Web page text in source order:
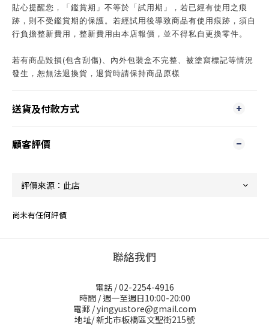
貼心提醒您，「鑑賞期」不等於「試用期」，若已經有使用之痕
跡，則不受鑑賞期的保護。若經試用後導致商品有使用痕跡，須自
行負擔整新費用，整新費用由本店報價，並不得私自更換零件。
若有商品毀損(包含刮傷)、內外包裝盒不完整、被塗寫標記等情況
發生，恕無法退換貨，退貨時請保持商品原樣
送貨及付款方式
顧客評價
尚未有任何評價
聯絡我們
電話 / 02-2254-4916
時間 / 週一至週日10:00-20:00
電郵 / yingyustore@gmail.com
地址/ 新北市板橋區文聖街215號